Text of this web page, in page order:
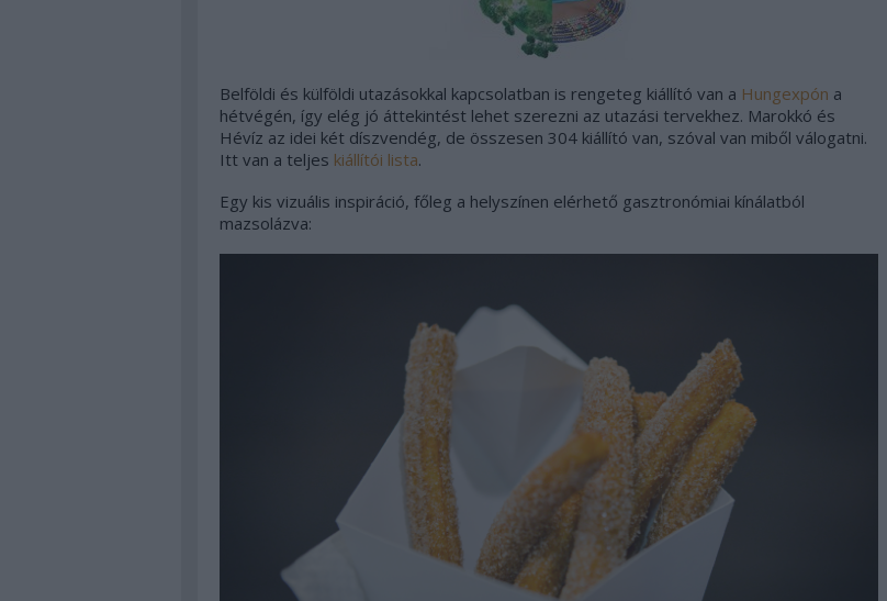
Belföldi és külföldi utazásokkal kapcsolatban is rengeteg kiállító van a Hungexpón a
hétvégén, így elég jó áttekintést lehet szerezni az utazási tervekhez. Marokkó és
Hévíz az idei két díszvendég, de összesen 304 kiállító van, szóval van miből válogatni.
Itt van a teljes kiállítói lista.
Egy kis vizuális inspiráció, főleg a helyszínen elérhető gasztronómiai kínálatból
mazsolázva: